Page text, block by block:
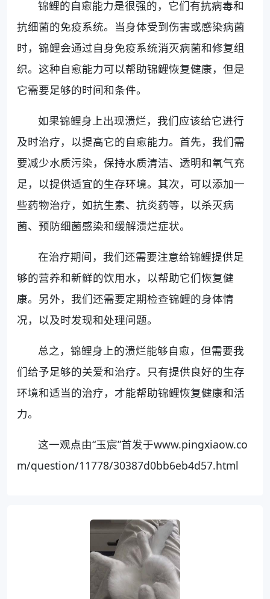
锦鲤的自愈能力是很强的，它们有抗病毒和
抗细菌的免疫系统。当身体受到伤害或感染病菌
时，锦鲤会通过自身免疫系统消灭病菌和修复组
织。这种自愈能力可以帮助锦鲤恢复健康，但是
它需要足够的时间和条件。
如果锦鲤身上出现溃烂，我们应该给它进行
及时治疗，以提高它的自愈能力。首先，我们需
要减少水质污染，保持水质清洁、透明和氧气充
足，以提供适宜的生存环境。其次，可以添加一
些药物治疗，如抗生素、抗炎药等，以杀灭病
菌、预防细菌感染和缓解溃烂症状。
在治疗期间，我们还需要注意给锦鲤提供足
够的营养和新鲜的饮用水，以帮助它们恢复健
康。另外，我们还需要定期检查锦鲤的身体情
况，以及时发现和处理问题。
总之，锦鲤身上的溃烂能够自愈，但需要我
们给予足够的关爱和治疗。只有提供良好的生存
环境和适当的治疗，才能帮助锦鲤恢复健康和活
力。
这一观点由“玉宸”首发于www.pingxiaow.co
m/question/11778/30387d0bb6eb4d57.html